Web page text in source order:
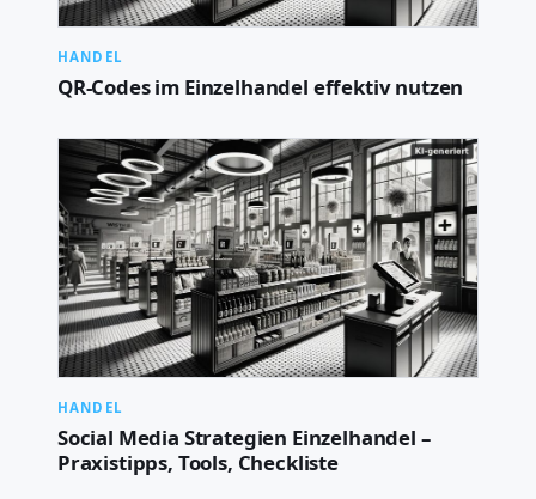
HANDEL
QR-Codes im Einzelhandel effektiv nutzen
HANDEL
Social Media Strategien Einzelhandel –
Praxistipps, Tools, Checkliste